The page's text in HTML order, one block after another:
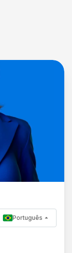
Português